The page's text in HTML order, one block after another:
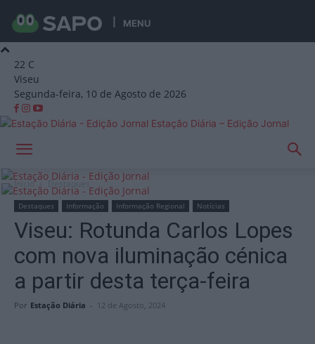
MENU
22 C
Viseu
Segunda-feira, 10 de Agosto de 2026
Estação Diária – Edição Jornal
Início Destaques
Destaques Informação Informação Regional Notícias
Viseu: Rotunda Carlos Lopes
com nova iluminação cénica
a partir desta terça-feira
Por Estação Diária - 12 de Agosto, 2024